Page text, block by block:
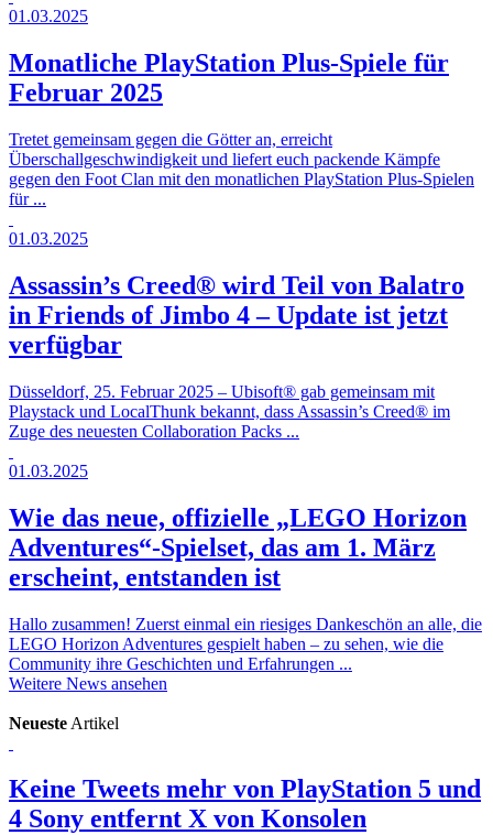
01.03.2025
Monatliche PlayStation Plus-Spiele für
Februar 2025
Tretet gemeinsam gegen die Götter an, erreicht
Überschallgeschwindigkeit und liefert euch packende Kämpfe
gegen den Foot Clan mit den monatlichen PlayStation Plus-Spielen
für ...
01.03.2025
Assassin’s Creed® wird Teil von Balatro
in Friends of Jimbo 4 – Update ist jetzt
verfügbar
Düsseldorf, 25. Februar 2025 – Ubisoft® gab gemeinsam mit
Playstack und LocalThunk bekannt, dass Assassin’s Creed® im
Zuge des neuesten Collaboration Packs ...
01.03.2025
Wie das neue, offizielle „LEGO Horizon
Adventures“-Spielset, das am 1. März
erscheint, entstanden ist
Hallo zusammen! Zuerst einmal ein riesiges Dankeschön an alle, die
LEGO Horizon Adventures gespielt haben – zu sehen, wie die
Community ihre Geschichten und Erfahrungen ...
Weitere News ansehen
Neueste Artikel
Keine Tweets mehr von PlayStation 5 und
4 Sony entfernt X von Konsolen